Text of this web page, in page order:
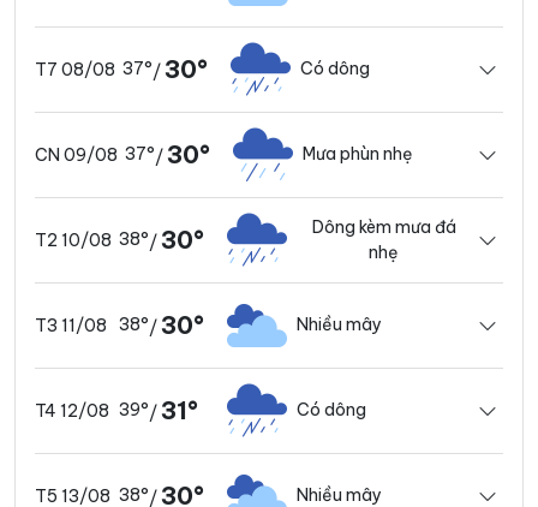
T7 08/08 37°/30° Có dông
CN 09/08 37°/30° Mưa phùn nhẹ
T2 10/08 38°/30°
Dông kèm mưa đá
nhẹ
T3 11/08 38°/30° Nhiều mây
T4 12/08 39°/31° Có dông
T5 13/08 38°/30° Nhiều mây